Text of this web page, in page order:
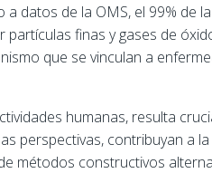
datos de la OMS, el 99% de
finas y gases de
que se vinculan a
humanas, resulta
perspectivas, contribuyan a
métodos constructivos